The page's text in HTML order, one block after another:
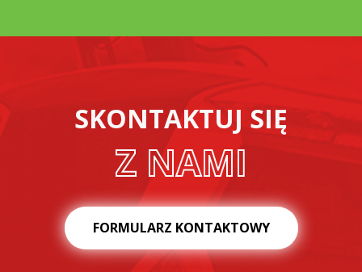
SKONTAKTUJ SIĘ
Z NAMI
FORMULARZ KONTAKTOWY